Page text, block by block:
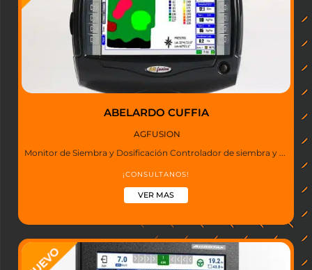
ABELARDO CUFFIA
AGFUSION
Monitor de Siembra y Dosificación Controlador de siembra y ...
¡CONSULTANOS!
VER MAS